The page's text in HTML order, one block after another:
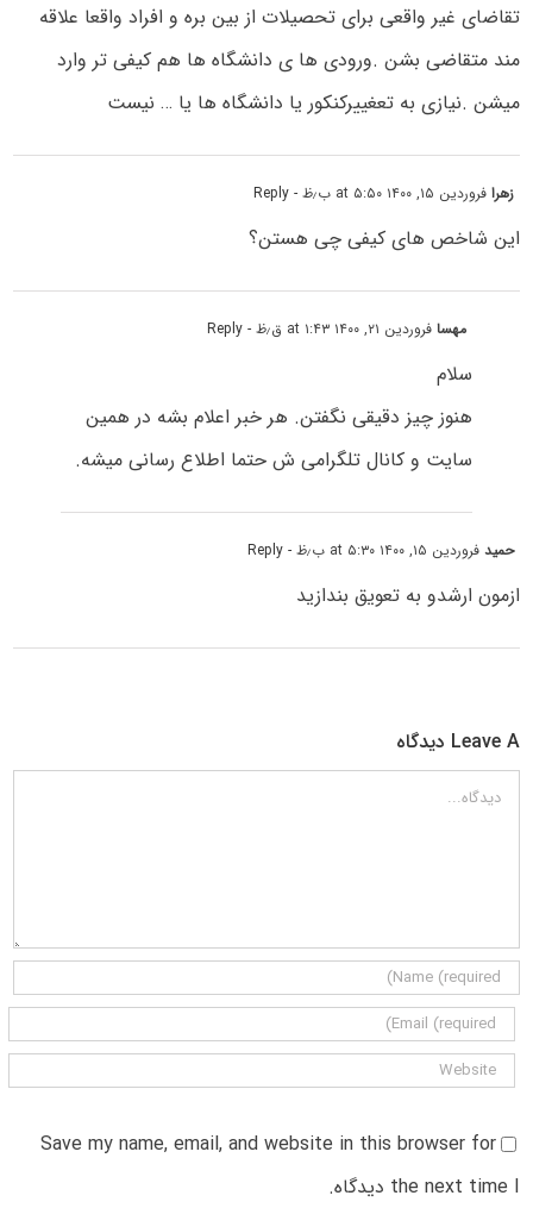
تقاضای غیر واقعی برای تحصیلات از بین بره و افراد واقعا علاقه
مند متقاضی بشن .ورودی ها ی دانشگاه ها هم کیفی تر وارد
میشن .نیازی به تعغییرکنکور یا دانشگاه ها یا … نیست
زهرافروردین ۱۵, ۱۴۰۰ at ۵:۵۰ ب٫ظ - Reply
این شاخص های کیفی چی هستن؟
مهسافروردین ۲۱, ۱۴۰۰ at ۱:۴۳ ق٫ظ - Reply
سلام
هنوز چیز دقیقی نگفتن. هر خبر اعلام بشه در همین
سایت و کانال تلگرامی ش حتما اطلاع رسانی میشه.
حمیدفروردین ۱۵, ۱۴۰۰ at ۵:۳۰ ب٫ظ - Reply
ازمون ارشدو به تعویق بندازید
Leave A دیدگاه
دیدگاه
Save my name, email, and website in this browser for
the next time I دیدگاه.